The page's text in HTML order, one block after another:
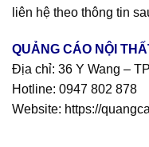
liên hệ theo thông tin
QUẢNG CÁO NỘI
Địa chỉ: 36 Y Wang –
Hotline: 0947 802 878
Website: https://